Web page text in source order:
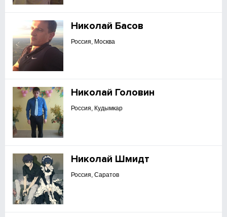
Николай Басов
Россия, Москва
Николай Головин
Россия, Кудымкар
Николай Шмидт
Россия, Саратов